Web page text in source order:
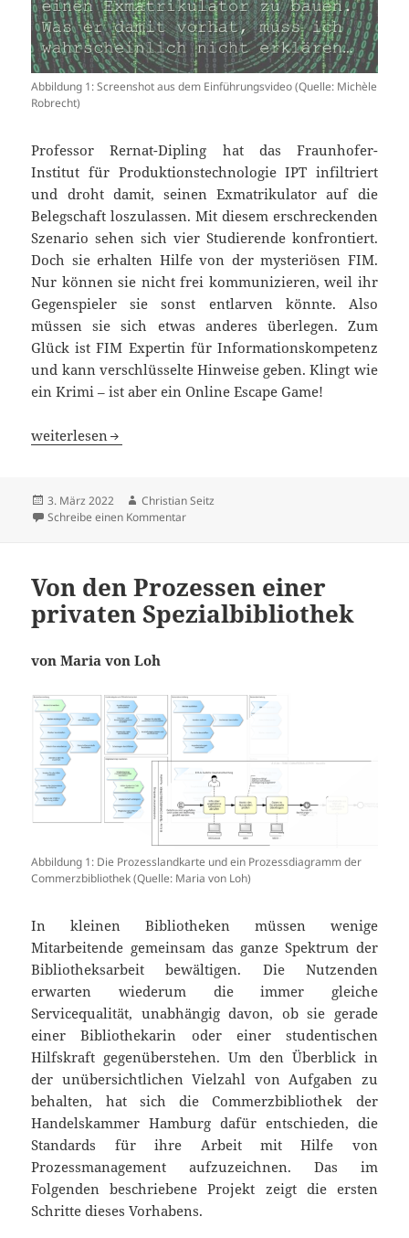
Abbildung 1: Screenshot aus dem Einführungsvideo (Quelle: Michèle
Robrecht)
Professor Rernat-Dipling hat das Fraunhofer-
Institut für Produktionstechnologie IPT infiltriert
und droht damit, seinen Exmatrikulator auf die
Belegschaft loszulassen. Mit diesem erschreckenden
Szenario sehen sich vier Studierende konfrontiert.
Doch sie erhalten Hilfe von der mysteriösen FIM.
Nur können sie nicht frei kommunizieren, weil ihr
Gegenspieler sie sonst entlarven könnte. Also
müssen sie sich etwas anderes überlegen. Zum
Glück ist FIM Expertin für Informationskompetenz
und kann verschlüsselte Hinweise geben. Klingt wie
ein Krimi – ist aber ein Online Escape Game!
Wie Studierende mit Informationskompetenz das
weiterlesen
Veröffentlicht
am
3. März 2022 Autor
Christian Seitz
Schreibe einen Kommentarzu Wie Studierende mit
Von den Prozessen einer
privaten Spezialbibliothek
von Maria von Loh
Abbildung 1: Die Prozesslandkarte und ein Prozessdiagramm der
Commerzbibliothek (Quelle: Maria von Loh)
In kleinen Bibliotheken müssen wenige
Mitarbeitende gemeinsam das ganze Spektrum der
Bibliotheksarbeit bewältigen. Die Nutzenden
erwarten wiederum die immer gleiche
Servicequalität, unabhängig davon, ob sie gerade
einer Bibliothekarin oder einer studentischen
Hilfskraft gegenüberstehen. Um den Überblick in
der unübersichtlichen Vielzahl von Aufgaben zu
behalten, hat sich die Commerzbibliothek der
Handelskammer Hamburg dafür entschieden, die
Standards für ihre Arbeit mit Hilfe von
Prozessmanagement aufzuzeichnen. Das im
Folgenden beschriebene Projekt zeigt die ersten
Schritte dieses Vorhabens.